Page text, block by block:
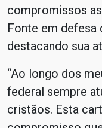
compromissos
Fonte em defesa
destacando sua
“Ao longo dos
federal sempre
cristãos. Esta